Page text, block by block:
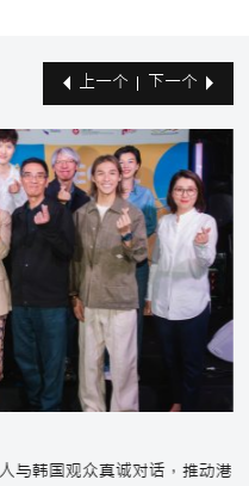
与韩国观众真诚对话，推动港
上一个 下一个